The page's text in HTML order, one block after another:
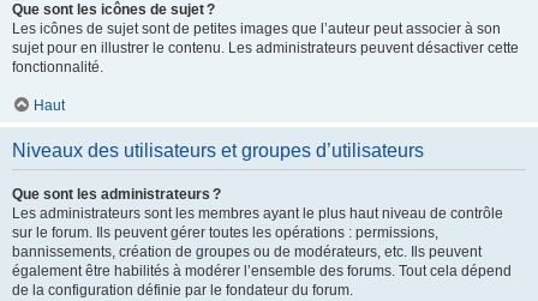
Que sont les icônes de sujet ?
Les icônes de sujet sont de petites images que l’auteur peut associer à son
sujet pour en illustrer le contenu. Les administrateurs peuvent désactiver cette
fonctionnalité.
Haut
Niveaux des utilisateurs et groupes d’utilisateurs
Que sont les administrateurs ?
Les administrateurs sont les membres ayant le plus haut niveau de contrôle
sur le forum. Ils peuvent gérer toutes les opérations : permissions,
bannissements, création de groupes ou de modérateurs, etc. Ils peuvent
également être habilités à modérer l’ensemble des forums. Tout cela dépend
de la configuration définie par le fondateur du forum.